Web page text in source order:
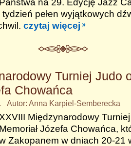
Państwa na 29. Edycję Jazz
pełen wyjątkowych
czytaj więcej
Turniej Judo
Chowańca
Autor: Anna Karpiel-Semberecka
XXVIII Międzynarodowy
Memoriał Józefa Chowańca,
Zakopanem w dniach 20-21